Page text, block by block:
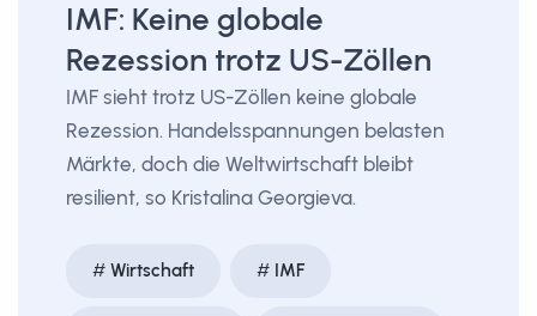
IMF: Keine globale
Rezession trotz US-Zöllen
IMF sieht trotz US-Zöllen keine globale
Rezession. Handelsspannungen belasten
Märkte, doch die Weltwirtschaft bleibt
resilient, so Kristalina Georgieva.
Wirtschaft IMF